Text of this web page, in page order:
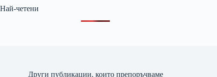
Най-четени
Други публикации, които препоръчваме